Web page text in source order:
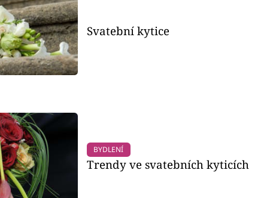
Svatební kytice
BYDLENÍ
Trendy ve svatebních kyticích